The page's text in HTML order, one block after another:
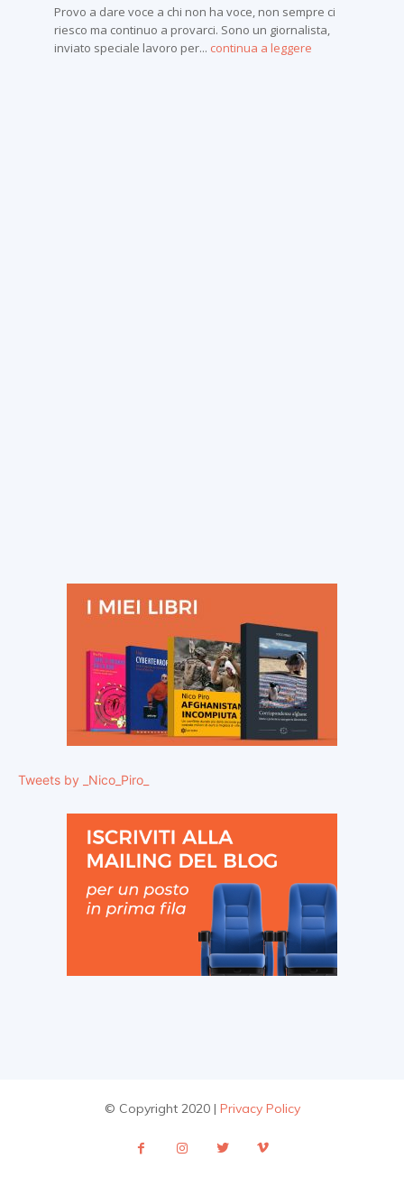
Provo a dare voce a chi non ha voce, non sempre ci
riesco ma continuo a provarci. Sono un giornalista,
inviato speciale lavoro per... continua a leggere
Tweets by _Nico_Piro_
© Copyright 2020 | Privacy Policy